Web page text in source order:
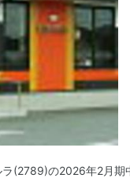
(2789)の2026年2月期